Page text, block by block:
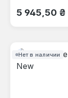
Обычная
5 945,50 ₴
Нет в наличии